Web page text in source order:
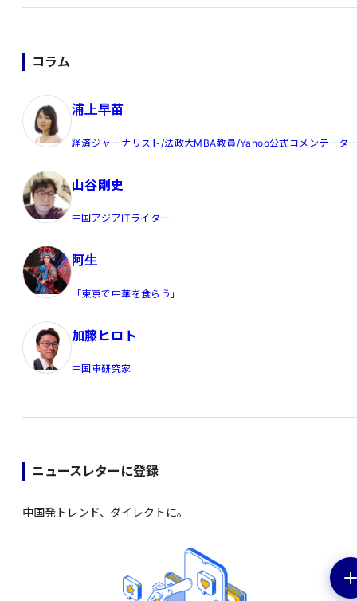
コラム
浦上早苗
経済ジャーナリスト/法政大MBA教員/Yahoo公式コメンテータ
山谷剛史
中国アジアITライター
阿生
「東京で中華を食らう」
加藤ヒロト
中国車研究家
ニュースレターに登録
中国発トレンド、ダイレクトに。